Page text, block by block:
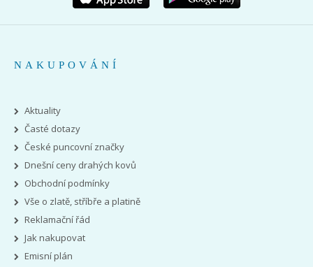
NAKUPOVÁNÍ
Aktuality
Časté dotazy
České puncovní značky
Dnešní ceny drahých kovů
Obchodní podmínky
Vše o zlatě, stříbře a platině
Reklamační řád
Jak nakupovat
Emisní plán